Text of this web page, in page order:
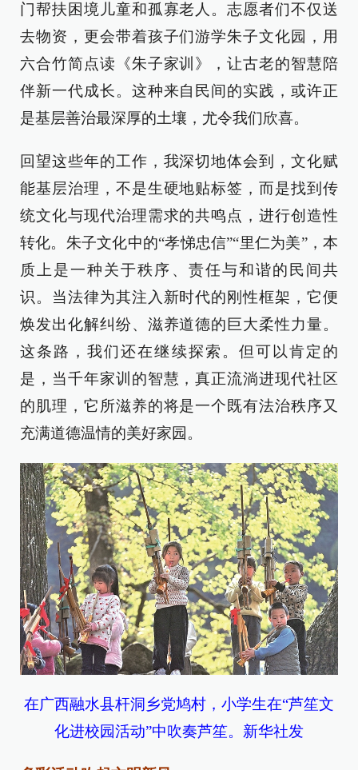
门帮扶困境儿童和孤寡老人。志愿者们不仅送
去物资，更会带着孩子们游学朱子文化园，用
六合竹简点读《朱子家训》，让古老的智慧陪
伴新一代成长。这种来自民间的实践，或许正
是基层善治最深厚的土壤，尤令我们欣喜。
回望这些年的工作，我深切地体会到，文化赋
能基层治理，不是生硬地贴标签，而是找到传
统文化与现代治理需求的共鸣点，进行创造性
转化。朱子文化中的“孝悌忠信”“里仁为美”，本
质上是一种关于秩序、责任与和谐的民间共
识。当法律为其注入新时代的刚性框架，它便
焕发出化解纠纷、滋养道德的巨大柔性力量。
这条路，我们还在继续探索。但可以肯定的
是，当千年家训的智慧，真正流淌进现代社区
的肌理，它所滋养的将是一个既有法治秩序又
充满道德温情的美好家园。
在广西融水县杆洞乡党鸠村，小学生在“芦笙文
化进校园活动”中吹奏芦笙。新华社发